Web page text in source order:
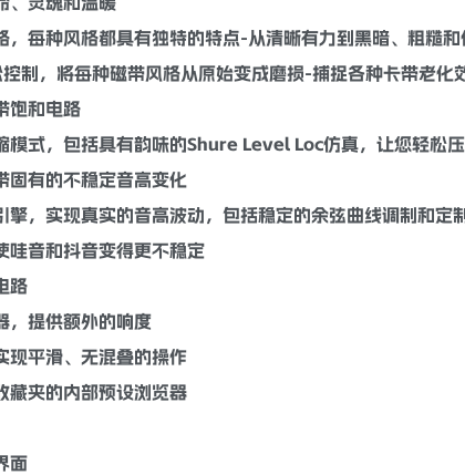
，每种风格都具有独特的特点-从清晰有力到黑暗、粗糙和
制，将每种磁带风格从原始变成磨损-捕捉各种卡带老化
饱和电路
模式，包括具有韵味的Shure Level Loc仿真，让您轻松
固有的不稳定音高变化
擎，实现真实的音高波动，包括稳定的余弦曲线调制和
哇音和抖音变得更不稳定
路
，提供额外的响度
现平滑、无混叠的操作
藏夹的内部预设浏览器
面